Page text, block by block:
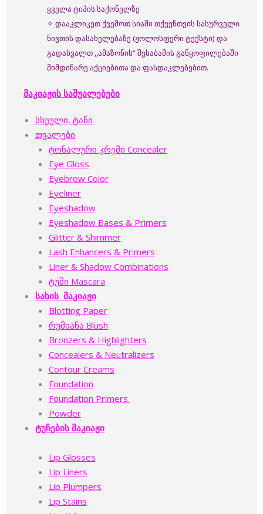
ყველა ტიპის საქონელზე
✧ დააკლიკეთ ქვემოთ სიაში თქვენთვის სასურველი
ნივთის დასახელებაზე (ჟოლოსფერი ტექსტი) და
გადახვალთ ,,ამაზონის“ შესაბამის განყოფილებაში
მიმდინარე აქციებითა და ფასდაკლებებით.
მაკიაჟის საშუალებები
სხეული, ტანი
თვალები
ტონალური კრემი Concealer
Eye Gloss
Eyebrow Color
Eyeliner
Eyeshadow
Eyeshadow Bases & Primers
Glitter & Shimmer
Lash Enhancers & Primers
Liner & Shadow Combinations
ტუში Mascara
სახის მაკიაჟი
Blotting Paper
რუმიანა Blush
Bronzers & Highlighters
Concealers & Neutralizers
Contour Creams
Foundation
Foundation Primers
Powder
ტუჩების მაკიაჟი
Lip Glosses
Lip Liners
Lip Plumpers
Lip Stains